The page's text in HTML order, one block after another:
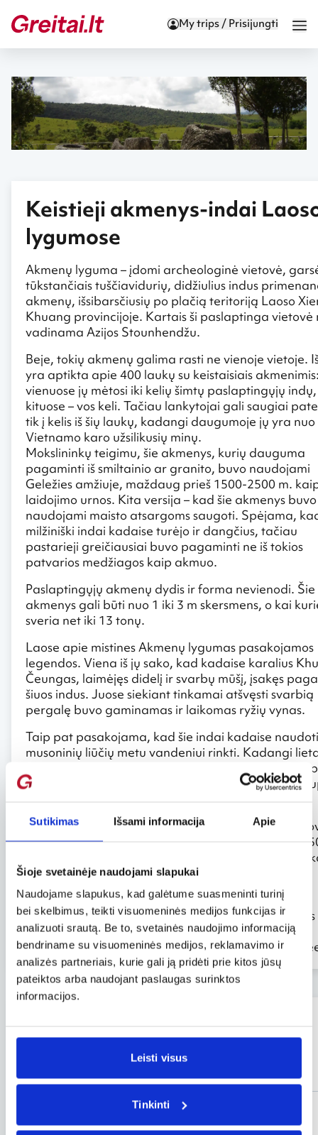
Sutikimas Išsami informacija Apie
Šioje svetainėje naudojami slapukai
Naudojame slapukus, kad galėtume suasmeninti turinį
bei skelbimus, teikti visuomeninės medijos funkcijas ir
analizuoti srautą. Be to, svetainės naudojimo informaciją
bendriname su visuomeninės medijos, reklamavimo ir
analizės partneriais, kurie gali ją pridėti prie kitos jūsų
pateiktos arba naudojant paslaugas surinktos
informacijos.
Leisti visus
Tinkinti
My trips / Prisijungti
Keistieji akmenys-indai
lygumose
Akmenų lyguma – įdomi archeologinė vietovė,
tūkstančiais tuščiavidurių, didžiulius indus
akmenų, išsibarsčiusių po plačią teritoriją Laoso
Khuang provincijoje. Kartais ši paslaptinga vietovė
vadinama Azijos Stounhendžu.
Beje, tokių akmenų galima rasti ne vienoje vietoje.
yra aptikta apie 400 laukų su keistaisiais
vienuose jų mėtosi iki kelių šimtų paslaptingųjų indų,
kituose – vos keli. Tačiau lankytojai gali saugiai
tik į kelis iš šių laukų, kadangi daugumoje jų yra nuo
Vietnamo karo užsilikusių minų.
Mokslininkų teigimu, šie akmenys, kurių dauguma
pagaminti iš smiltainio ar granito, buvo naudojami
Geležies amžiuje, maždaug prieš 1500-2500 m.
laidojimo urnos. Kita versija – kad šie akmenys buvo
naudojami maisto atsargoms saugoti. Spėjama,
milžiniški indai kadaise turėjo ir dangčius, tačiau
pastarieji greičiausiai buvo pagaminti ne iš tokios
patvarios medžiagos kaip akmuo.
Paslaptingųjų akmenų dydis ir forma nevienodi. Šie
akmenys gali būti nuo 1 iki 3 m skersmens, o kai
sveria net iki 13 tonų.
Laose apie mistines Akmenų lygumas pasakojamos
legendos. Viena iš jų sako, kad kadaise karalius
Čeungas, laimėjęs didelį ir svarbų mūšį, įsakęs
šiuos indus. Juose siekiant tinkamai atšvęsti svarbią
pergalę buvo gaminamas ir laikomas ryžių vynas.
Taip pat pasakojama, kad šie indai kadaise naudoti
musoninių liūčių metu vandeniui rinkti. Kadangi
sezonas trukdavo palyginti neilgai, kitu metų laiku
šalį vykstantys karavanai esą galėjo naudotis
Didžiausia iš Akmenų lygumų – Thong Hai Hin
esanti netoli Phonsavano. Čia galima išvysti apie
keistųjų akmenų, netvarkingai išsibarsčiusių po
Phonsavano taipogi organizuojamos apžvalginės
ekskursijos ir į kitas panašias vietoves.
Nuotrauka: PTD Phonsavan / Wikimedia Commons
BY 3.0
/ https://creativecommons.org/licenses/by/3.0/